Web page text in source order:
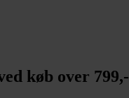
køb over 799,-